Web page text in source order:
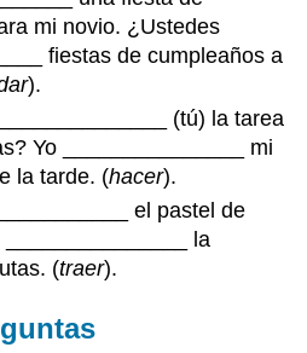
mi novio. ¿Ustedes
fiestas de cumpleaños a
).
(tú) la tarea
Yo _______________ mi
la tarde. (hacer).
el pastel de
la
(traer).